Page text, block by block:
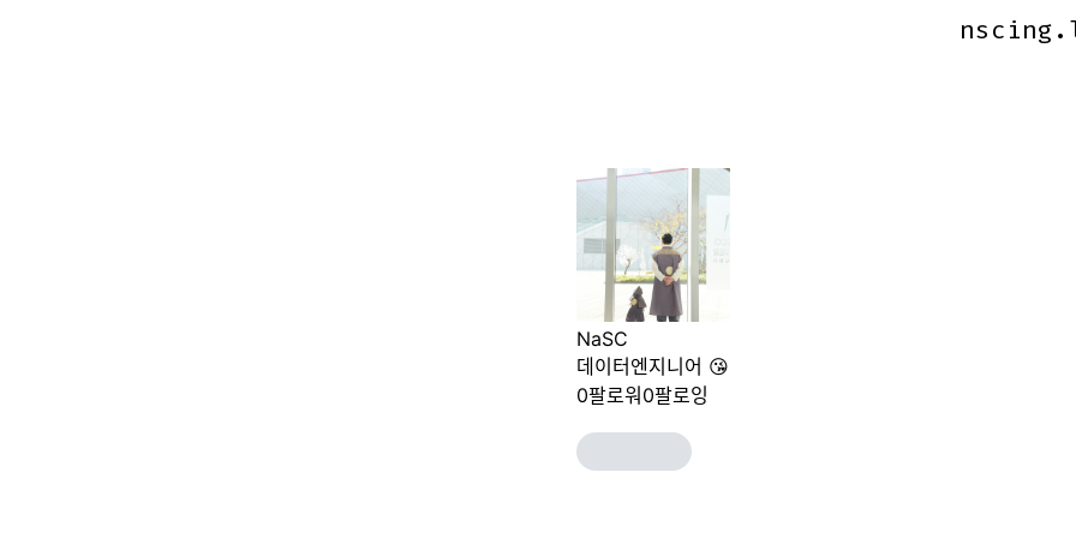
NaSC
데이터엔지니어 😘
0팔로워 0팔로잉